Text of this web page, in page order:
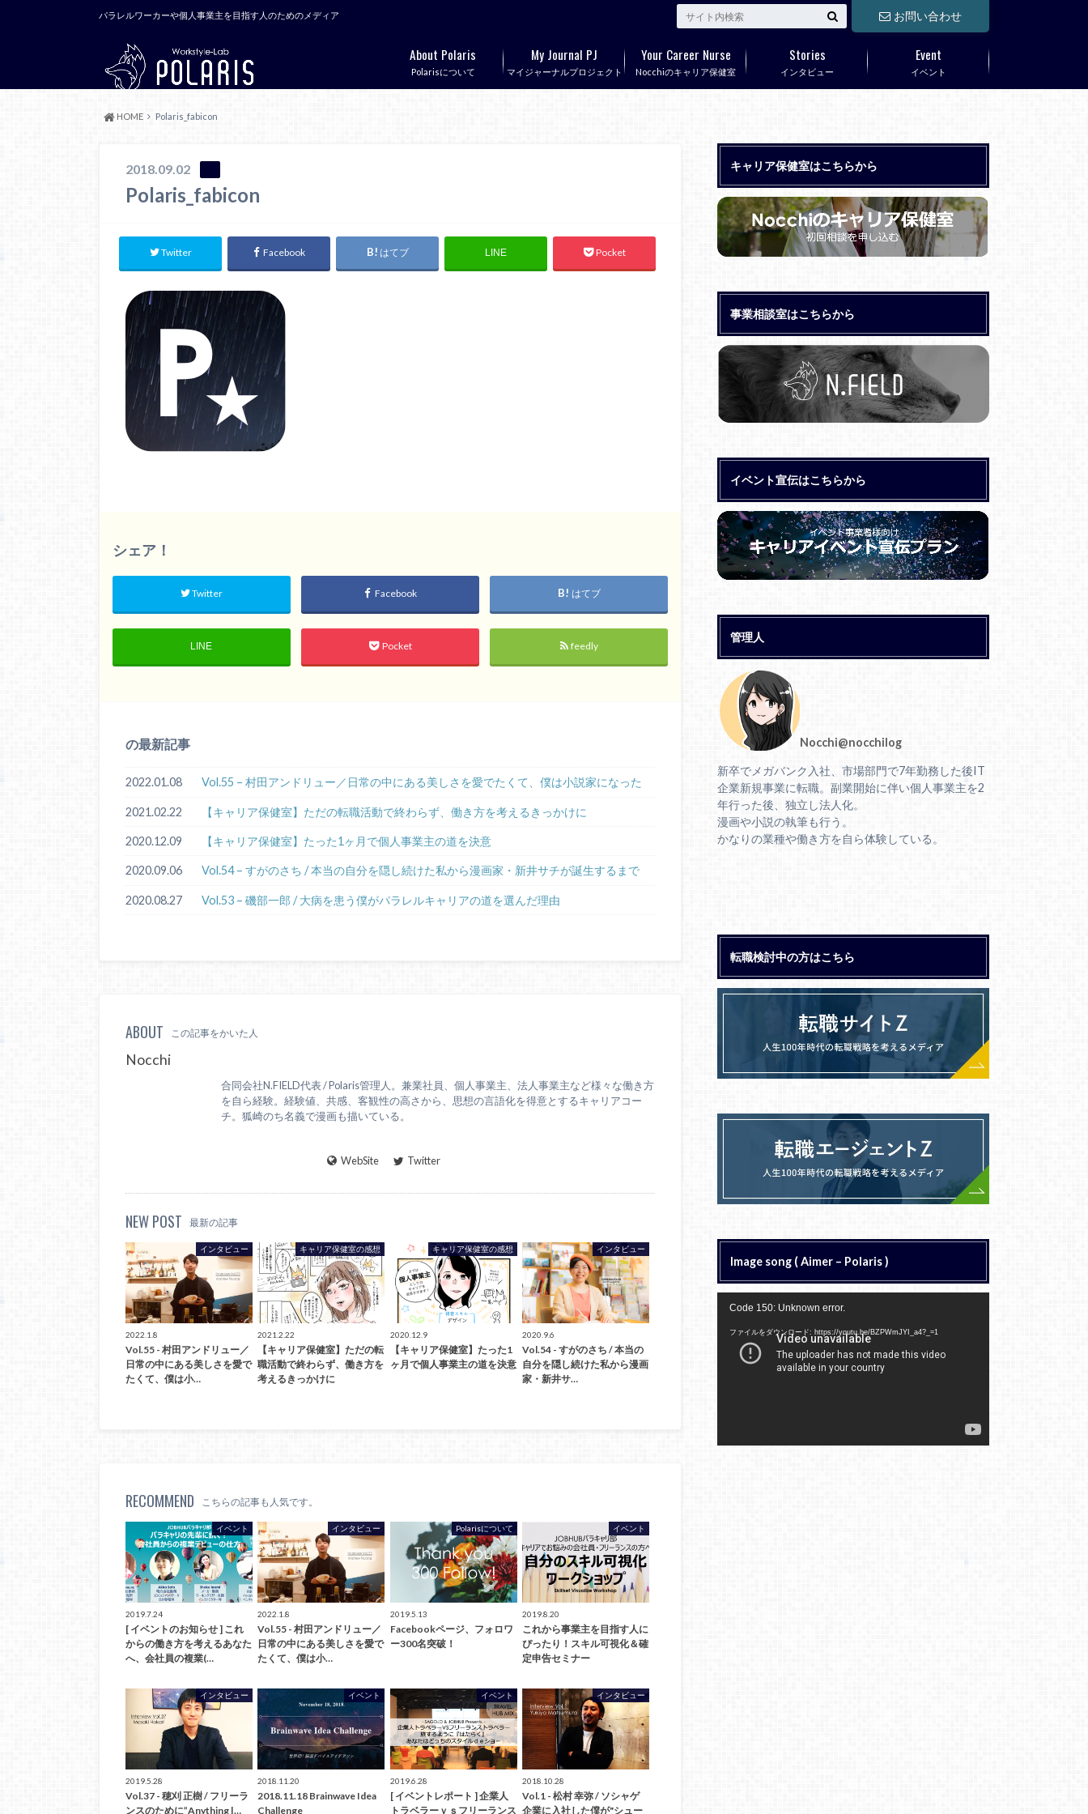
パラレルワーカーや個人事業主を目指す人のためのメディア お問い合わせ
Polarisについて
About Polaris
マイジャーナルプロジェクト
My Journal PJ
Nocchiのキャリア保健室
Your Career Nurse
インタビュー
Stories
イベント
Event
HOME Polaris_fabicon
2018.09.02
Polaris_fabicon
Twitter Facebook はてブ LINE Pocket
シェア！
Twitter Facebook はてブ
LINE Pocket feedly
の最新記事
2022.01.08 Vol.55 – 村田アンドリュー／日常の中にある美しさを愛でたくて、僕は小説家になった
2021.02.22 【キャリア保健室】ただの転職活動で終わらず、働き方を考えるきっかけに
2020.12.09 【キャリア保健室】たった1ヶ月で個人事業主の道を決意
2020.09.06 Vol.54 – すがのさち / 本当の自分を隠し続けた私から漫画家・新井サチが誕生するまで
2020.08.27 Vol.53 – 磯部一郎 / 大病を患う僕がパラレルキャリアの道を選んだ理由
ABOUT この記事をかいた人
Nocchi
合同会社N.FIELD代表 / Polaris管理人。兼業社員、個人事業主、法人事業主など様々な働き方
を自ら経験。経験値、共感、客観性の高さから、思想の言語化を得意とするキャリアコー
チ。狐崎のち名義で漫画も描いている。
WebSite Twitter
NEW POST 最新の記事
インタビュー
2022.1.8
Vol.55 - 村田アンドリュー／
日常の中にある美しさを愛で
たくて、僕は小…
キャリア保健室の感想
2021.2.22
【キャリア保健室】ただの転
職活動で終わらず、働き方を
考えるきっかけに
キャリア保健室の感想
2020.12.9
【キャリア保健室】たった1
ヶ月で個人事業主の道を決意
インタビュー
2020.9.6
Vol.54 - すがのさち / 本当の
自分を隠し続けた私から漫画
家・新井サ…
RECOMMEND こちらの記事も人気です。
イベント
2019.7.24
[ イベントのお知らせ ] これ
からの働き方を考えるあなた
へ、会社員の複業(…
インタビュー
2022.1.8
Vol.55 - 村田アンドリュー／
日常の中にある美しさを愛で
たくて、僕は小…
Polarisについて
2019.5.13
Facebookページ、フォロワ
ー300名突破！
イベント
2019.8.20
これから事業主を目指す人に
ぴったり！スキル可視化＆確
定申告セミナー
インタビュー
2019.5.28
Vol.37 - 穂刈 正樹 / フリーラ
ンスのために”Anything |…
イベント
2018.11.20
2018.11.18 Brainwave Idea
Challenge
イベント
2019.6.28
[ イベントレポート ] 企業人
トラベラーｖｓフリーランス
インタビュー
2018.10.28
Vol.1 - 松村 幸弥 / ソシャゲ
企業に入社した僕が"シュー
キャリア保健室はこちらから
事業相談室はこちらから
イベント宣伝はこちらから
管理人
Nocchi@nocchilog
新卒でメガバンク入社、市場部門で7年勤務した後IT
企業新規事業に転職。副業開始に伴い個人事業主を2
年行った後、独立し法人化。
漫画や小説の執筆も行う。
かなりの業種や働き方を自ら体験している。
転職検討中の方はこちら
Image song ( Aimer – Polaris )
Code 150: Unknown error.
ファイルをダウンロード: https://youtu.be/BZPWmJYI_a4?_=1